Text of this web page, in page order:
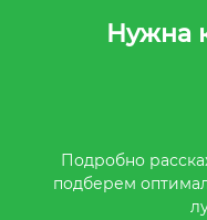
Нужна
Подробно
подберем